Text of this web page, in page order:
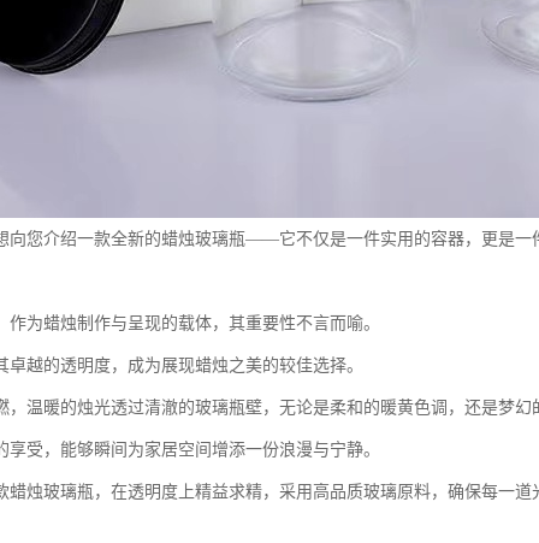
向您介绍一款全新的蜡烛玻璃瓶——它不仅是一件实用的容器，更是一
作为蜡烛制作与呈现的载体，其重要性不言而喻。
卓越的透明度，成为展现蜡烛之美的较佳选择。
，温暖的烛光透过清澈的玻璃瓶壁，无论是柔和的暖黄色调，还是梦
享受，能够瞬间为家居空间增添一份浪漫与宁静。
蜡烛玻璃瓶，在透明度上精益求精，采用高品质玻璃原料，确保每一道